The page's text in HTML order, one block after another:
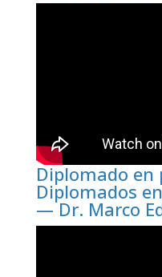
Diplomado
Diplomados
— Dr. Marco